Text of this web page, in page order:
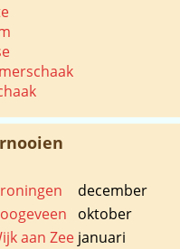
december
oktober
aan Zee januari